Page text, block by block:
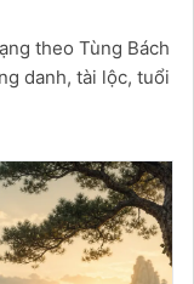
theo Tùng Bách
danh, tài lộc, tuổi